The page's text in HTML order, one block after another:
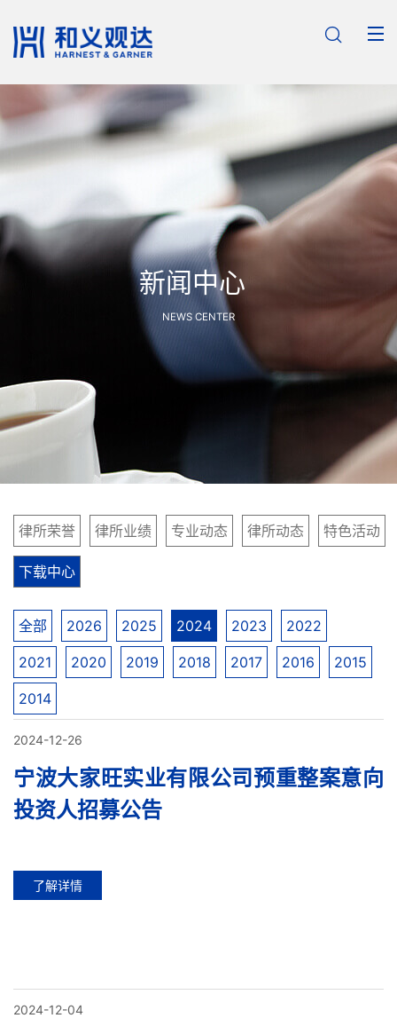

新闻中心
NEWS CENTER
律所荣誉 律所业绩 专业动态 律所动态 特色活动
下载中心
全部 2026 2025 2024 2023 2022
2021 2020 2019 2018 2017 2016 2015
2014
2024-12-26
宁波大家旺实业有限公司预重整案意向
投资人招募公告
了解详情
2024-12-04